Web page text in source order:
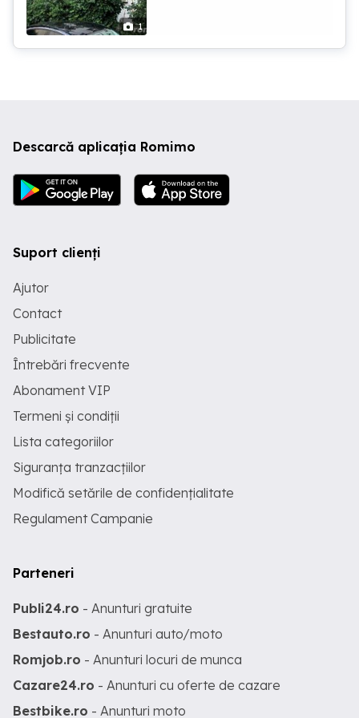
1
deranjați cu alte oferte doar în zonele
Descarcă aplicația Romimo
Suport clienți
Ajutor
Contact
Publicitate
Întrebări frecvente
Abonament VIP
Termeni și condiții
Lista categoriilor
Siguranța tranzacțiilor
Modifică setările de confidențialitate
Regulament Campanie
Parteneri
Publi24.ro - Anunturi gratuite
Bestauto.ro - Anunturi auto/moto
Romjob.ro - Anunturi locuri de munca
Cazare24.ro - Anunturi cu oferte de cazare
Bestbike.ro - Anunturi moto